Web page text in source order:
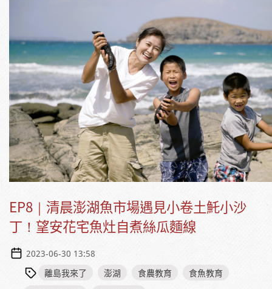
EP8｜清晨澎湖魚市場遇見小卷土魠小沙
丁！望安花宅魚灶自煮絲瓜麵線
2023-06-30 13:58
離島我來了 澎湖 食農教育
食魚教育